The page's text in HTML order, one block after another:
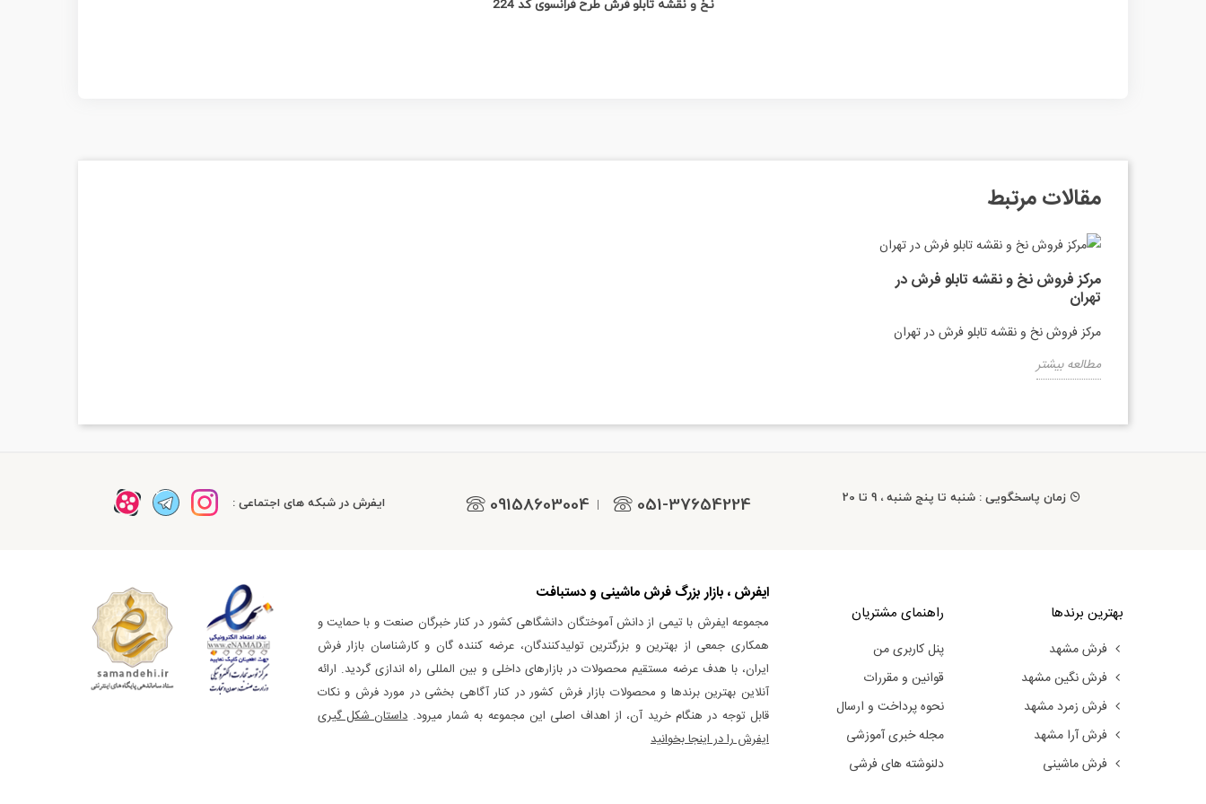
نخ و نقشه تابلو فرش طرح فرانسوی کد 224
مقالات مرتبط
مرکز فروش نخ و نقشه تابلو فرش در
تهران
مرکز فروش نخ و نقشه تابلو فرش در تهران
مطالعه بیشتر
زمان پاسخگویی : شنبه تا پنج شنبه ، 9 تا 20 051-37654224
|
09158603004 ایفرش در شبکه های اجتماعی :
بهترین برندها
فرش مشهد
فرش نگین مشهد
فرش زمرد مشهد
فرش آرا مشهد
فرش ماشینی
راهنمای مشتریان
پنل کاربری من
قوانین و مقررات
نحوه پرداخت و ارسال
مجله خبری آموزشی
دلنوشته های فرشی
ایفرش ، بازار بزرگ فرش ماشینی و دستبافت
مجموعه ایفرش با تیمی از دانش آموختگان دانشگاهی کشور در کنار خبرگان صنعت و با حمایت و
همکاری جمعی از بهترین و بزرگترین تولیدکنندگان، عرضه کننده گان و کارشناسان بازار فرش
ایران، با هدف عرضه مستقیم محصولات در بازارهای داخلی و بین المللی راه اندازی گردید. ارائه
آنلاین بهترین برندها و محصولات بازار فرش کشور در کنار آگاهی بخشی در مورد فرش و نکات
قابل توجه در هنگام خرید آن، از اهداف اصلی این مجموعه به شمار میرود.داستان شکل گیری
ایفرش را در اینجا بخوانید